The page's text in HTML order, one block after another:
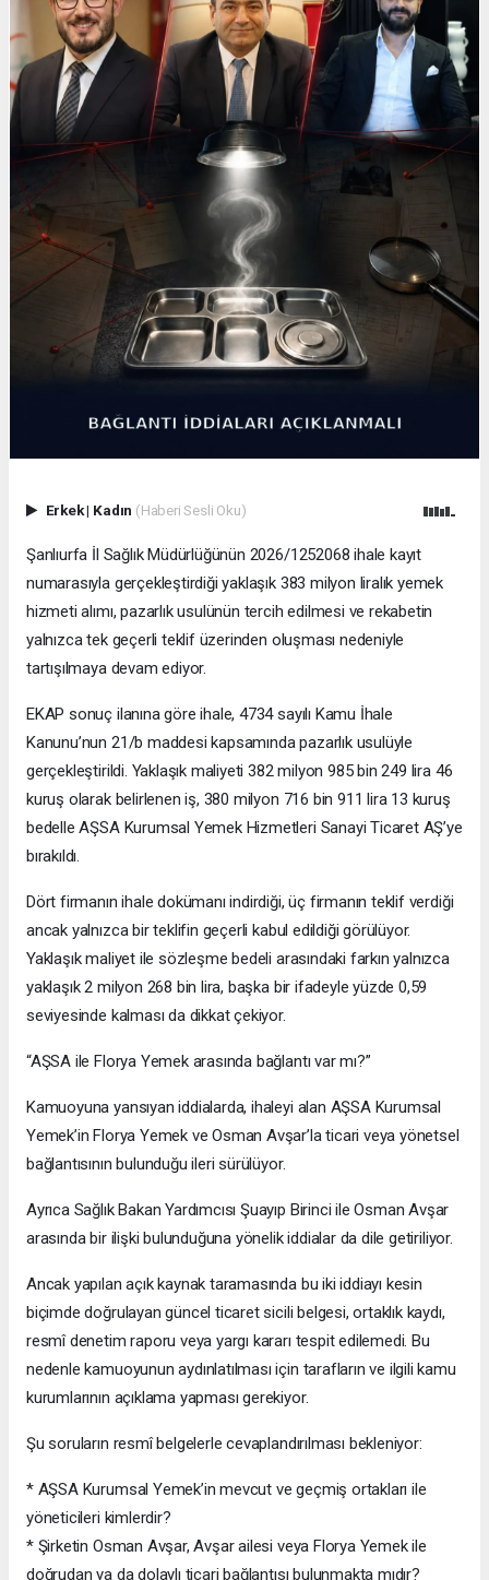
Erkek| Kadın (Haberi Sesli Oku)
Şanlıurfa İl Sağlık Müdürlüğünün 2026/1252068 ihale kayıt
numarasıyla gerçekleştirdiği yaklaşık 383 milyon liralık yemek
hizmeti alımı, pazarlık usulünün tercih edilmesi ve rekabetin
yalnızca tek geçerli teklif üzerinden oluşması nedeniyle
tartışılmaya devam ediyor.
EKAP sonuç ilanına göre ihale, 4734 sayılı Kamu İhale
Kanunu’nun 21/b maddesi kapsamında pazarlık usulüyle
gerçekleştirildi. Yaklaşık maliyeti 382 milyon 985 bin 249 lira 46
kuruş olarak belirlenen iş, 380 milyon 716 bin 911 lira 13 kuruş
bedelle AŞSA Kurumsal Yemek Hizmetleri Sanayi Ticaret AŞ’ye
bırakıldı.
Dört firmanın ihale dokümanı indirdiği, üç firmanın teklif verdiği
ancak yalnızca bir teklifin geçerli kabul edildiği görülüyor.
Yaklaşık maliyet ile sözleşme bedeli arasındaki farkın yalnızca
yaklaşık 2 milyon 268 bin lira, başka bir ifadeyle yüzde 0,59
seviyesinde kalması da dikkat çekiyor.
“AŞSA ile Florya Yemek arasında bağlantı var mı?”
Kamuoyuna yansıyan iddialarda, ihaleyi alan AŞSA Kurumsal
Yemek’in Florya Yemek ve Osman Avşar’la ticari veya yönetsel
bağlantısının bulunduğu ileri sürülüyor.
Ayrıca Sağlık Bakan Yardımcısı Şuayıp Birinci ile Osman Avşar
arasında bir ilişki bulunduğuna yönelik iddialar da dile getiriliyor.
Ancak yapılan açık kaynak taramasında bu iki iddiayı kesin
biçimde doğrulayan güncel ticaret sicili belgesi, ortaklık kaydı,
resmî denetim raporu veya yargı kararı tespit edilemedi. Bu
nedenle kamuoyunun aydınlatılması için tarafların ve ilgili kamu
kurumlarının açıklama yapması gerekiyor.
Şu soruların resmî belgelerle cevaplandırılması bekleniyor:
* AŞSA Kurumsal Yemek’in mevcut ve geçmiş ortakları ile
yöneticileri kimlerdir?
* Şirketin Osman Avşar, Avşar ailesi veya Florya Yemek ile
doğrudan ya da dolaylı ticari bağlantısı bulunmakta mıdır?